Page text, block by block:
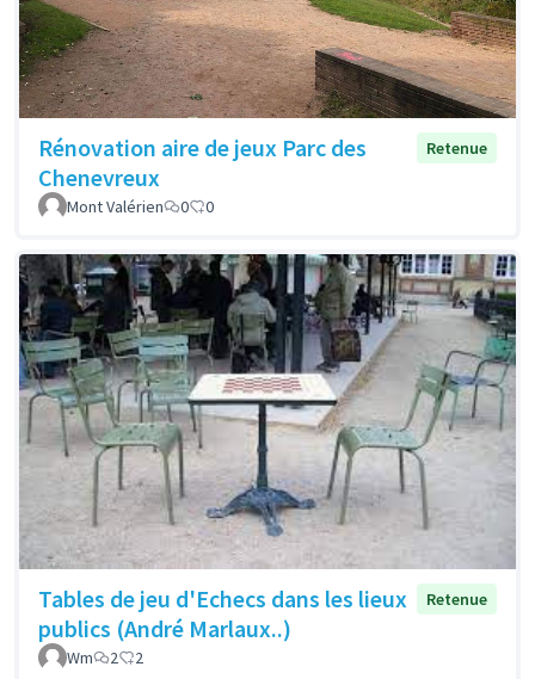
Rénovation aire de jeux Parc des
Chenevreux
Retenue
Mont Valérien 0 0
Tables de jeu d'Echecs dans les lieux
publics (André Marlaux..)
Retenue
Wm 2 2